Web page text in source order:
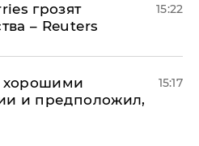
грозят
– Reuters
15:22
хорошими
и предположил,
15:17